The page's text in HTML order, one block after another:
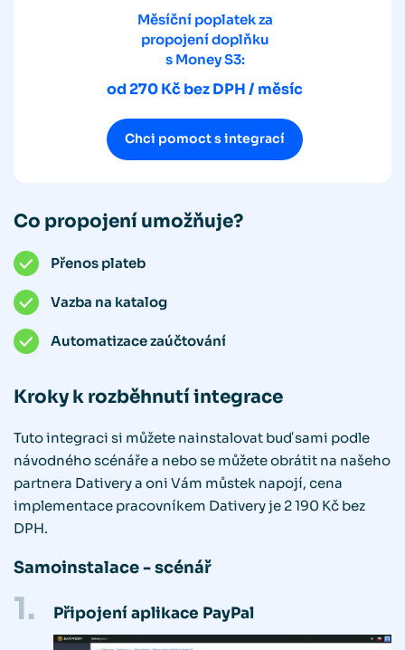
Měsíční poplatek za
propojení doplňku
s Money S3:
od 270 Kč bez DPH / měsíc
Chci pomoct s integrací
Co propojení umožňuje?
Přenos plateb
Vazba na katalog
Automatizace zaúčtování
Kroky k rozběhnutí integrace
Tuto integraci si můžete nainstalovat buď sami podle
návodného scénáře a nebo se můžete obrátit na našeho
partnera Dativery a oni Vám můstek napojí, cena
implementace pracovníkem Dativery je 2 190 Kč bez
DPH.
Samoinstalace - scénář
1. Připojení aplikace PayPal